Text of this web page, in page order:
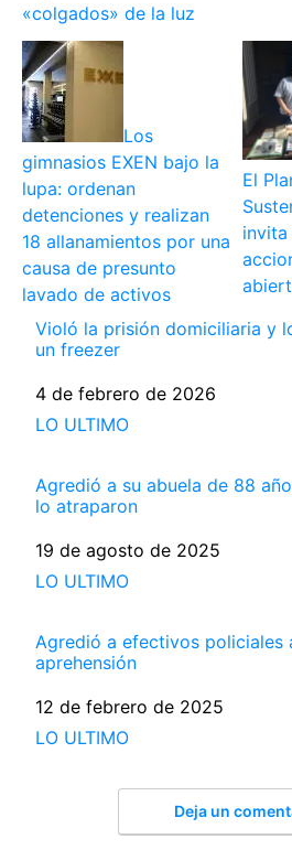
«colgados» de la luz
Los
gimnasios EXEN bajo la
lupa: ordenan
detenciones y realizan
18 allanamientos por una
causa de presunto
lavado de activos
El
invita
Violó la prisión domiciliaria y
un freezer
Fecha
4 de febrero de 2026
Respecto a
LO ULTIMO
Agredió a su abuela de 88
lo atraparon
Fecha
19 de agosto de 2025
Respecto a
LO ULTIMO
Agredió a efectivos policiales
aprehensión
Fecha
12 de febrero de 2025
Respecto a
LO ULTIMO
Deja un